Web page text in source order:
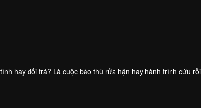
hay dối trá? Là cuộc báo thù rửa hận hay hành trình cứu rỗi